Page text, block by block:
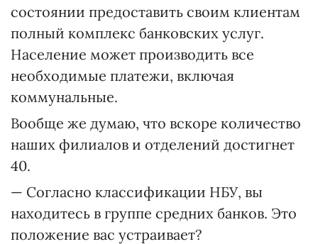
состоянии предоставить своим клиентам
полный комплекс банковских услуг.
Население может производить все
необходимые платежи, включая
коммунальные.
Вообще же думаю, что вскоре количество
наших филиалов и отделений достигнет
40.
— Согласно классификации НБУ, вы
находитесь в группе средних банков. Это
положение вас устраивает?